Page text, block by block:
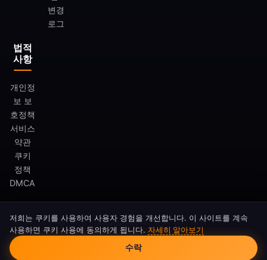
변경
로그
법적
사항
개인정
보 보
호정책
서비스
약관
쿠키
정책
DMCA
© 2026 FreeAndroidVPN. 모든 권리 보유.
FreeAndroidVPN은 Google LLC 또는 Android와 제휴 관계가 아닙니
다. Android는 Google LLC의 등록 상표입니다.
쿠키 동의
저희는 쿠키를 사용하여 사용자 경험을 개선합니다. 이 사이트를 계속
사용하면 쿠키 사용에 동의하게 됩니다. 자세히 알아보기
수락